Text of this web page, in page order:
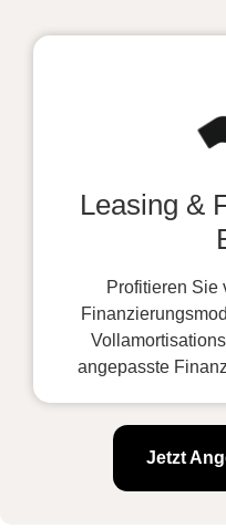
Leasing &
Profitieren Sie
angepasste
Jetzt